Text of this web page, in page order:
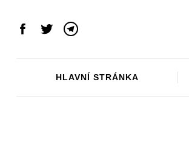
Facebook
TwitterTelegram
HLAVNÍ STRÁNKA